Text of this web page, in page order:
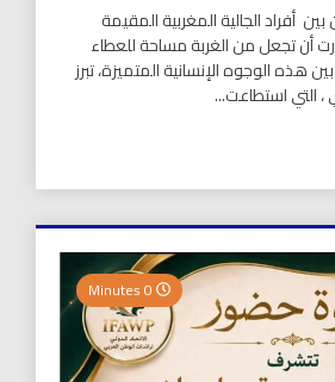
أفراد الجالية المغربية المقيمة
أن تجعل من الغربة مساحة للعطاء
هذه الوجوه الإنسانية المتميزة، تبرز
التي استطاعت...